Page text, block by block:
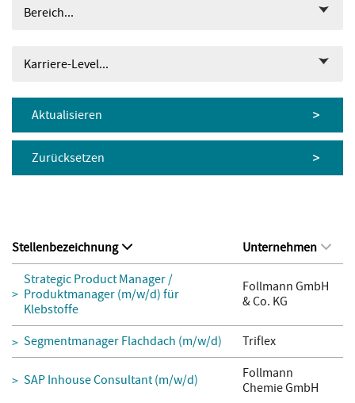
Bereich...
Karriere-Level...
Aktualisieren
Zurücksetzen
Stellenbezeichnung
Unternehmen
Strategic Product Manager /
Produktmanager (m/w/d) für
Klebstoffe
Follmann GmbH
& Co. KG
Segmentmanager Flachdach (m/w/d) Triflex
SAP Inhouse Consultant (m/w/d)
Follmann
Chemie GmbH